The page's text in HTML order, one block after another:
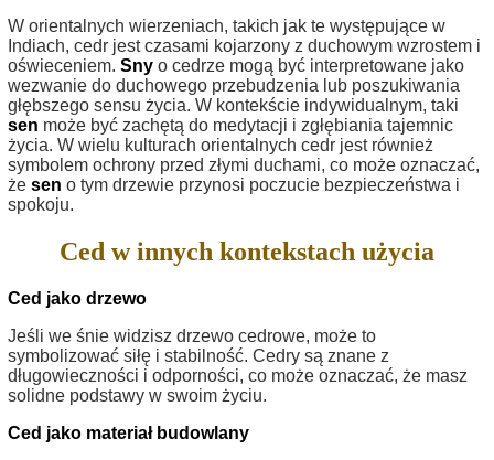
W orientalnych wierzeniach, takich jak te występujące w
Indiach, cedr jest czasami kojarzony z duchowym wzrostem i
oświeceniem. Sny o cedrze mogą być interpretowane jako
wezwanie do duchowego przebudzenia lub poszukiwania
głębszego sensu życia. W kontekście indywidualnym, taki
sen może być zachętą do medytacji i zgłębiania tajemnic
życia. W wielu kulturach orientalnych cedr jest również
symbolem ochrony przed złymi duchami, co może oznaczać,
że sen o tym drzewie przynosi poczucie bezpieczeństwa i
spokoju.
Ced w innych kontekstach użycia
Ced jako drzewo
Jeśli we śnie widzisz drzewo cedrowe, może to
symbolizować siłę i stabilność. Cedry są znane z
długowieczności i odporności, co może oznaczać, że masz
solidne podstawy w swoim życiu.
Ced jako materiał budowlany